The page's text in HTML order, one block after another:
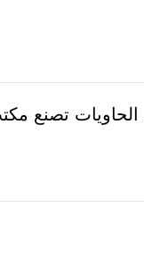
الحاويات تصنع